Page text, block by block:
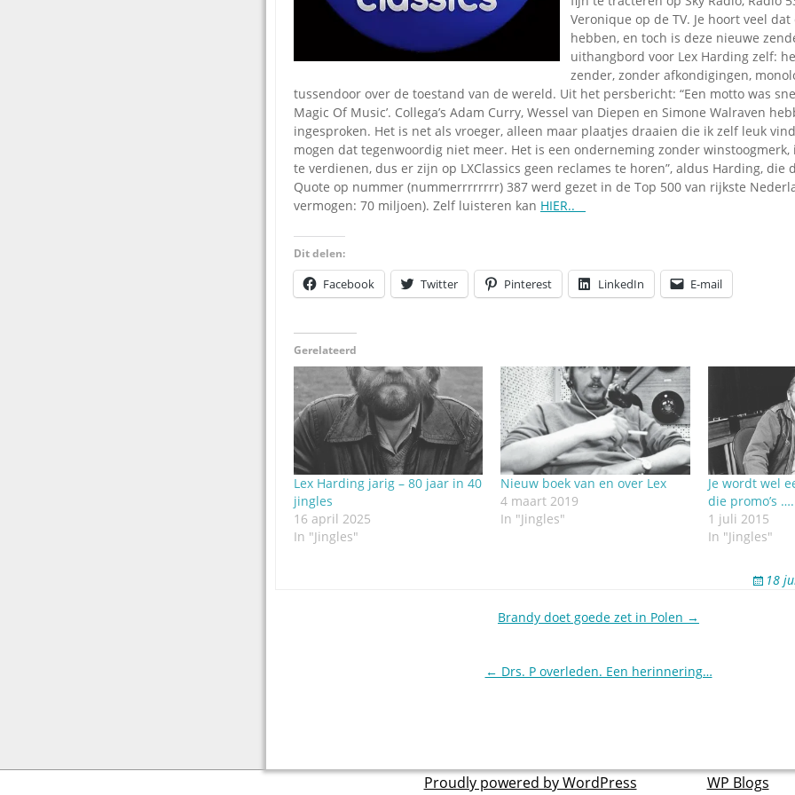
Veronique op de TV. Je hoort veel dat
hebben, en toch is deze nieuwe
uithangbord voor Lex Harding zelf:
zender, zonder afkondigingen,
tussendoor over de toestand van de wereld. Uit het persbericht: “Een motto was
Magic Of Music’. Collega’s Adam Curry, Wessel van Diepen en Simone Walraven
ingesproken. Het is net als vroeger, alleen maar plaatjes draaien die ik zelf leuk
mogen dat tegenwoordig niet meer. Het is een onderneming zonder winstoogmerk,
te verdienen, dus er zijn op LXClassics geen reclames te horen”, aldus Harding, die
Quote op nummer (nummerrrrrrrr) 387 werd gezet in de Top 500 van rijkste
vermogen: 70 miljoen). Zelf luisteren kan HIER..
Dit delen:
Facebook Twitter Pinterest LinkedIn E-mail
Gerelateerd
Lex Harding jarig – 80 jaar in 40
jingles
16 april 2025
In "Jingles"
Nieuw boek van en over Lex
4 maart 2019
In "Jingles"
Je wordt wel
die promo’s
1 juli 2015
In "Jingles"
18
Brandy doet goede zet in Polen →
← Drs. P overleden. Een herinnering…
Proudly powered by WordPress WP Blogs